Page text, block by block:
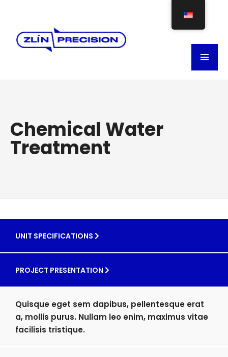
Chemical Water
Treatment
UNIT SPECIFICATIONS
PROJECT PRESENTATION
Quisque eget sem dapibus, pellentesque erat
a, mollis purus. Nullam leo enim, maximus vitae
facilisis tristique.